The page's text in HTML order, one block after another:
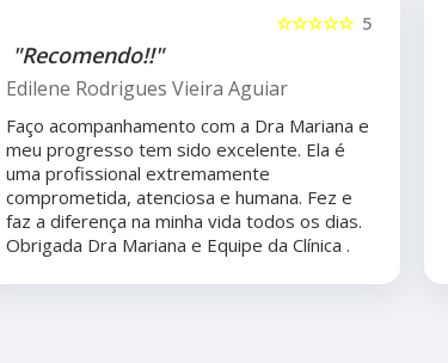
5
☆☆☆☆☆
"Recomendo!!"
Edilene Rodrigues Vieira Aguiar
Faço acompanhamento com a Dra Mariana e
meu progresso tem sido excelente. Ela é
uma profissional extremamente
comprometida, atenciosa e humana. Fez e
faz a diferença na minha vida todos os dias.
Obrigada Dra Mariana e Equipe da Clínica .